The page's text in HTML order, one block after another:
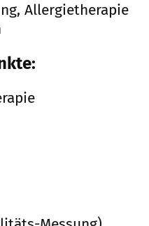
Allergietherapie